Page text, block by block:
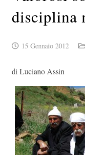
disciplina
15 Gennaio 2012
di Luciano Assin